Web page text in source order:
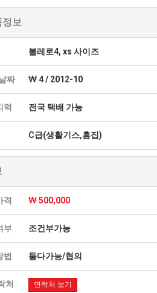
정보
볼레로4, xs 사이즈
짜 4 / 2012-10
역 전국 택배 가능
C급(생활기스,흠집)
격 500,000
부 조건부가능
법 둘다가능/협의
처 연락처 보기
06.24
해 선정할 계획이다.
사과
04.14
04.07
11.21
aaaa
aaaaa
혹시 오프라인 모임이 있나요?
회원가입 인사드립니다.